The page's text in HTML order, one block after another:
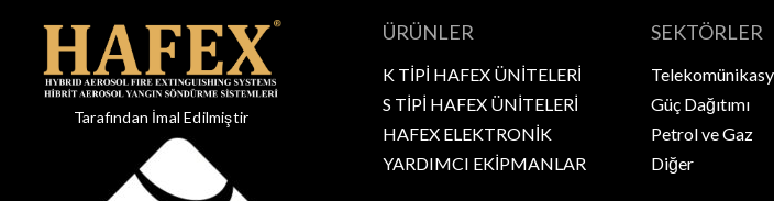
Tarafından İmal Edilmiştir
ÜRÜNLER
K TİPİ HAFEX ÜNİTELERİ
S TİPİ HAFEX ÜNİTELERİ
HAFEX ELEKTRONİK
YARDIMCI EKİPMANLAR
SEKTÖRLER
Güç Dağıtımı
Petrol ve Gaz
Diğer